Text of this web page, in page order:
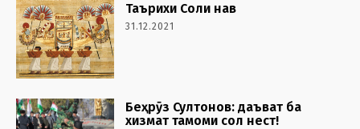
Таърихи Соли нав
31.12.2021
Беҳрӯз Султонов: даъват ба
хизмат тамоми сол нест!